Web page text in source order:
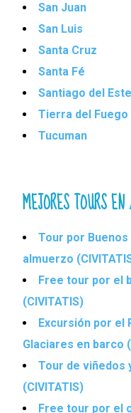
San Juan
San Luis
Santa Cruz
Santa Fé
Santiago del
Tierra del Fuego
Tucuman
MEJORES TOURS
Tour por
almuerzo
Free tour por el
(CIVITATIS)
Excursión por el
Glaciares en barco
Tour de viñedos
(CIVITATIS)
Free tour por el